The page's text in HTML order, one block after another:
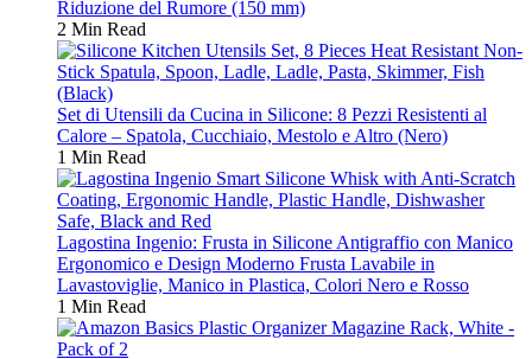
Riduzione del Rumore (150 mm)
2 Min Read
Set di Utensili da Cucina in Silicone: 8 Pezzi Resistenti al
Calore – Spatola, Cucchiaio, Mestolo e Altro (Nero)
1 Min Read
Lagostina Ingenio: Frusta in Silicone Antigraffio con Manico
Ergonomico e Design Moderno Frusta Lavabile in
Lavastoviglie, Manico in Plastica, Colori Nero e Rosso
1 Min Read